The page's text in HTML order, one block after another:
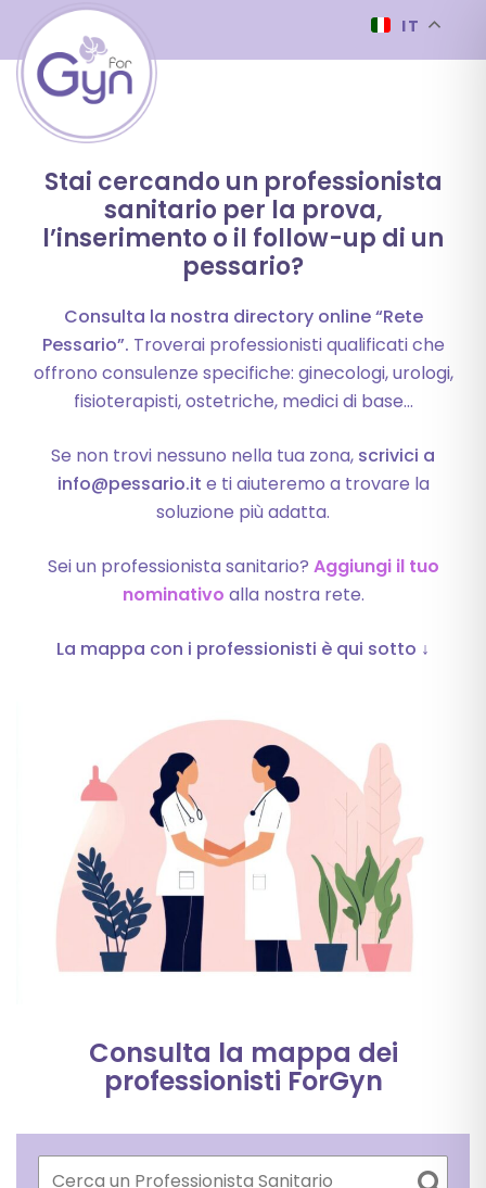
IT
Stai cercando un professionista
sanitario per la prova,
l’inserimento o il follow-up di un
pessario?
Consulta la nostra directory online “Rete
Pessario”. Troverai professionisti qualificati che
offrono consulenze specifiche: ginecologi, urologi,
fisioterapisti, ostetriche, medici di base…
Se non trovi nessuno nella tua zona, scrivici a
info@pessario.it e ti aiuteremo a trovare la
soluzione più adatta.
Sei un professionista sanitario? Aggiungi il tuo
nominativo alla nostra rete.
La mappa con i professionisti è qui sotto ↓
Consulta la mappa dei
professionisti ForGyn